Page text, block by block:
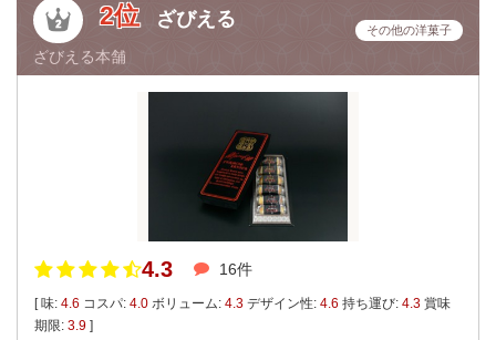
2位 ざびえる
ざびえる本舗
その他の洋菓子
4.3 16件
[ 味: 4.6 コスパ: 4.0 ボリューム: 4.3 デザイン性: 4.6 持ち運び: 4.3 賞味
期限: 3.9 ]